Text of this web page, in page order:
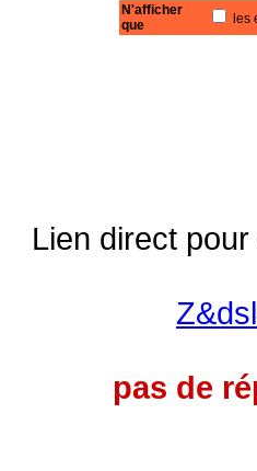
N'afficher
que
les
Lien direct
pas de